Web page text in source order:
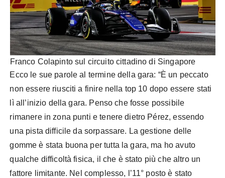
Franco Colapinto sul circuito cittadino di Singapore
Ecco le sue parole al termine della gara: “È un peccato
non essere riusciti a finire nella top 10 dopo essere stati
lì all’inizio della gara. Penso che fosse possibile
rimanere in zona punti e tenere dietro Pérez, essendo
una pista difficile da sorpassare. La gestione delle
gomme è stata buona per tutta la gara, ma ho avuto
qualche difficoltà fisica, il che è stato più che altro un
fattore limitante. Nel complesso, l’11° posto è stato